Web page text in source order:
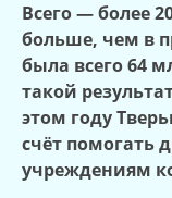
Всего — более
больше, чем в
была всего 64
такой
этом году
счёт помогать
учреждениям